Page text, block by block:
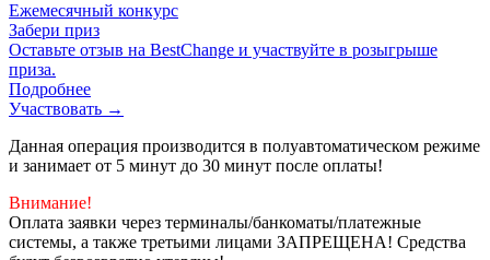
Ежемесячный конкурс
Забери приз
Оставьте отзыв на BestChange и участвуйте в розыгрыше
приза.
Подробнее
Участвовать →
Данная операция производится в полуавтоматическом режиме
и занимает от 5 минут до 30 минут после оплаты!
Внимание!
Оплата заявки через терминалы/банкоматы/платежные
системы, а также третьими лицами ЗАПРЕЩЕНА! Средства